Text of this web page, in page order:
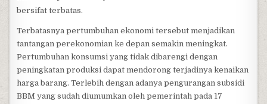
bersifat terbatas.
Terbatasnya pertumbuhan ekonomi tersebut menjadikan
tantangan perekonomian ke depan semakin meningkat.
Pertumbuhan konsumsi yang tidak dibarengi dengan
peningkatan produksi dapat mendorong terjadinya kenaikan
harga barang. Terlebih dengan adanya pengurangan subsidi
BBM yang sudah diumumkan oleh pemerintah pada 17